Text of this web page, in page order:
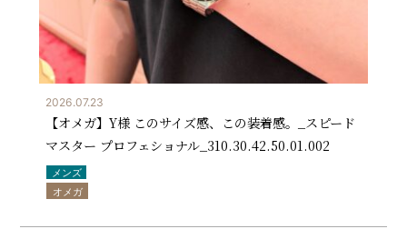
2026.07.23
【オメガ】Y様 このサイズ感、この装着感。_スピード
マスター プロフェショナル_310.30.42.50.01.002
メンズ
オメガ